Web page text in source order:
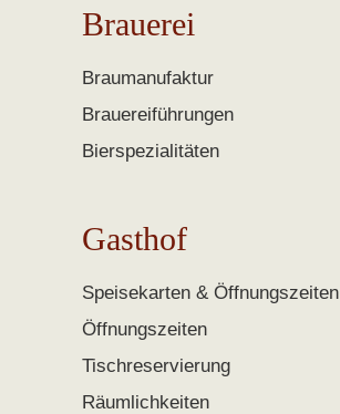
Brauerei
Braumanufaktur
Brauereiführungen
Bierspezialitäten
Gasthof
Speisekarten & Öffnungszeiten
Öffnungszeiten
Tischreservierung
Räumlichkeiten